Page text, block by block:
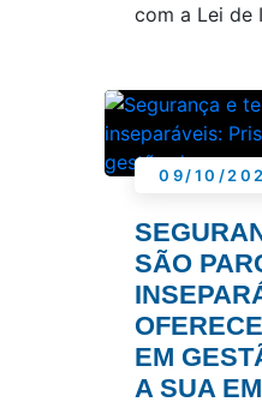
com a Lei de
09/10/
SÃO
EM
A SUA